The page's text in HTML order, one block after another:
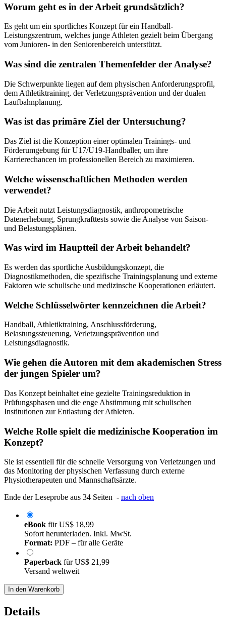
Worum geht es in der Arbeit grundsätzlich?
Es geht um ein sportliches Konzept für ein Handball-
Leistungszentrum, welches junge Athleten gezielt beim Übergang
vom Junioren- in den Seniorenbereich unterstützt.
Was sind die zentralen Themenfelder der Analyse?
Die Schwerpunkte liegen auf dem physischen Anforderungsprofil,
dem Athletiktraining, der Verletzungsprävention und der dualen
Laufbahnplanung.
Was ist das primäre Ziel der Untersuchung?
Das Ziel ist die Konzeption einer optimalen Trainings- und
Förderumgebung für U17/U19-Handballer, um ihre
Karrierechancen im professionellen Bereich zu maximieren.
Welche wissenschaftlichen Methoden werden
verwendet?
Die Arbeit nutzt Leistungsdiagnostik, anthropometrische
Datenerhebung, Sprungkrafttests sowie die Analyse von Saison-
und Belastungsplänen.
Was wird im Hauptteil der Arbeit behandelt?
Es werden das sportliche Ausbildungskonzept, die
Diagnostikmethoden, die spezifische Trainingsplanung und externe
Faktoren wie schulische und medizinsche Kooperationen erläutert.
Welche Schlüsselwörter kennzeichnen die Arbeit?
Handball, Athletiktraining, Anschlussförderung,
Belastungssteuerung, Verletzungsprävention und
Leistungsdiagnostik.
Wie gehen die Autoren mit dem akademischen Stress
der jungen Spieler um?
Das Konzept beinhaltet eine gezielte Trainingsreduktion in
Prüfungsphasen und die enge Abstimmung mit schulischen
Institutionen zur Entlastung der Athleten.
Welche Rolle spielt die medizinische Kooperation im
Konzept?
Sie ist essentiell für die schnelle Versorgung von Verletzungen und
das Monitoring der physischen Verfassung durch externe
Physiotherapeuten und Mannschaftsärzte.
Ende der Leseprobe aus 34 Seiten - nach oben
eBook fürUS$ 18,99
Sofort herunterladen. Inkl. MwSt.
Format: PDF – für alle Geräte
Paperback fürUS$ 21,99
Versand weltweit
In den Warenkorb
Details